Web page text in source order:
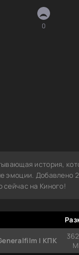
0
история,
эмоции. Добавлено
на Киного!
| КПК